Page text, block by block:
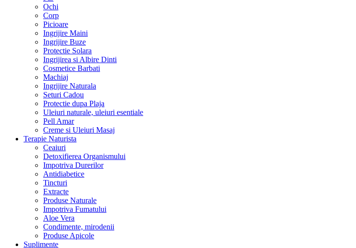
Ochi
Corp
Picioare
Ingrijire Maini
Ingrijire Buze
Protectie Solara
Ingrijirea si Albire Dinti
Cosmetice Barbati
Machiaj
Ingrijire Naturala
Seturi Cadou
Protectie dupa Plaja
Uleiuri naturale, uleiuri esentiale
Pell Amar
Creme si Uleiuri Masaj
Terapie Naturista
Ceaiuri
Detoxifierea Organismului
Impotriva Durerilor
Antidiabetice
Tincturi
Extracte
Produse Naturale
Impotriva Fumatului
Aloe Vera
Condimente, mirodenii
Produse Apicole
Suplimente